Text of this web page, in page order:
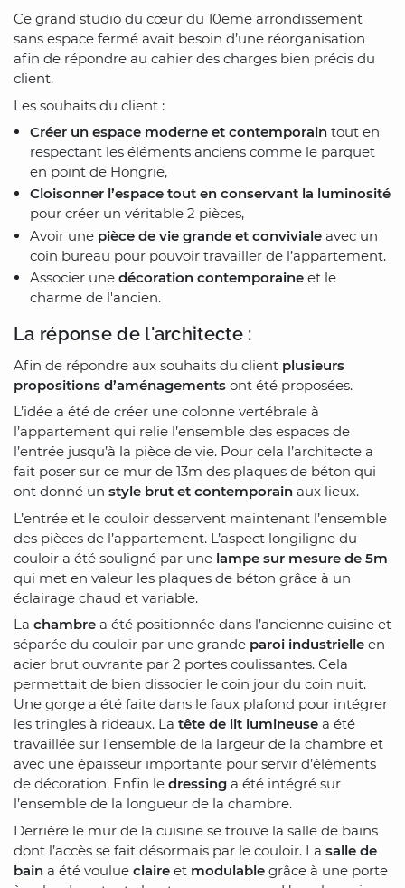
Ce grand studio du cœur du 10eme arrondissement
sans espace fermé avait besoin d’une réorganisation
afin de répondre au cahier des charges bien précis du
client.
Les souhaits du client :
Créer un espace moderne et contemporain tout en
respectant les éléments anciens comme le parquet
en point de Hongrie,
Cloisonner l’espace tout en conservant la luminosité
pour créer un véritable 2 pièces,
Avoir une pièce de vie grande et conviviale avec un
coin bureau pour pouvoir travailler de l’appartement.
Associer une décoration contemporaine et le
charme de l'ancien.
La réponse de l'architecte :
Afin de répondre aux souhaits du client plusieurs
propositions d’aménagements ont été proposées.
L’idée a été de créer une colonne vertébrale à
l’appartement qui relie l’ensemble des espaces de
l’entrée jusqu’à la pièce de vie. Pour cela l’architecte a
fait poser sur ce mur de 13m des plaques de béton qui
ont donné un style brut et contemporain aux lieux.
L’entrée et le couloir desservent maintenant l’ensemble
des pièces de l’appartement. L’aspect longiligne du
couloir a été souligné par une lampe sur mesure de 5m
qui met en valeur les plaques de béton grâce à un
éclairage chaud et variable.
La chambre a été positionnée dans l’ancienne cuisine et
séparée du couloir par une grande paroi industrielle en
acier brut ouvrante par 2 portes coulissantes. Cela
permettait de bien dissocier le coin jour du coin nuit.
Une gorge a été faite dans le faux plafond pour intégrer
les tringles à rideaux. La tête de lit lumineuse a été
travaillée sur l’ensemble de la largeur de la chambre et
avec une épaisseur importante pour servir d’éléments
de décoration. Enfin le dressing a été intégré sur
l’ensemble de la longueur de la chambre.
Derrière le mur de la cuisine se trouve la salle de bains
dont l’accès se fait désormais par le couloir. La salle de
bain a été voulue claire et modulable grâce à une porte